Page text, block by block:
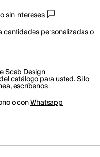
sin intereses
cantidades personalizadas o
Scab Design
catálogo para usted. Si lo
escríbenos.
o conWhatsapp